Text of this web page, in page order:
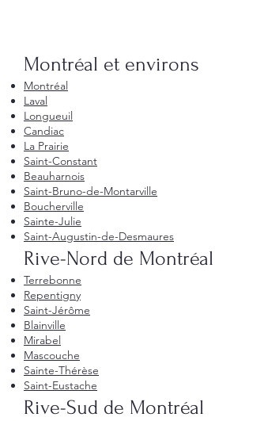
Montréal et environs
Montréal
Laval
Longueuil
Candiac
La Prairie
Saint-Constant
Beauharnois
Saint-Bruno-de-Montarville
Boucherville
Sainte-Julie
Saint-Augustin-de-Desmaures
Rive-Nord de Montréal
Terrebonne
Repentigny
Saint-Jérôme
Blainville
Mirabel
Mascouche
Sainte-Thérèse
Saint-Eustache
Rive-Sud de Montréal